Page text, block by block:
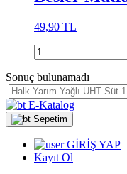
49,90 TL
Sonuç bulunamadı
E-Katalog
Sepetim
GİRİŞ YAP
Kayıt Ol